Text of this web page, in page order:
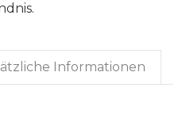
Informationen